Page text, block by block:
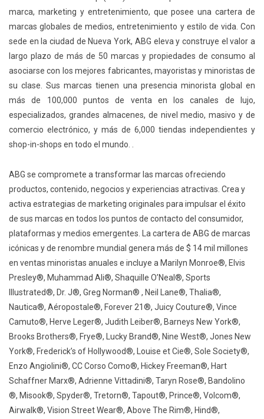
marca, marketing y entretenimiento, que posee una cartera de
marcas globales de medios, entretenimiento y estilo de vida. Con
sede en la ciudad de Nueva York, ABG eleva y construye el valor a
largo plazo de más de 50 marcas y propiedades de consumo al
asociarse con los mejores fabricantes, mayoristas y minoristas de
su clase. Sus marcas tienen una presencia minorista global en
más de 100,000 puntos de venta en los canales de lujo,
especializados, grandes almacenes, de nivel medio, masivo y de
comercio electrónico, y más de 6,000 tiendas independientes y
shop-in-shops en todo el mundo. .
ABG se compromete a transformar las marcas ofreciendo
productos, contenido, negocios y experiencias atractivas. Crea y
activa estrategias de marketing originales para impulsar el éxito
de sus marcas en todos los puntos de contacto del consumidor,
plataformas y medios emergentes. La cartera de ABG de marcas
icónicas y de renombre mundial genera más de $ 14 mil millones
en ventas minoristas anuales e incluye a Marilyn Monroe®️, Elvis
Presley®️, Muhammad Ali®️, Shaquille O’Neal®️, Sports
Illustrated®️, Dr. J®️, Greg Norman®️ , Neil Lane®️, Thalia®️,
Nautica®️, Aéropostale®️, Forever 21®️, Juicy Couture®️, Vince
Camuto®️, Herve Leger®️, Judith Leiber®️, Barneys New York®️,
Brooks Brothers®️, Frye®️, Lucky Brand®️, Nine West®️, Jones New
York®️, Frederick’s of Hollywood®️, Louise et Cie®️, Sole Society®️,
Enzo Angiolini®️, CC Corso Como®️, Hickey Freeman®️, Hart
Schaffner Marx®️, Adrienne Vittadini®️, Taryn Rose®️, Bandolino
®️, Misook®️, Spyder®️, Tretorn®️, Tapout®️, Prince®️, Volcom®️,
Airwalk®️, Vision Street Wear®️, Above The Rim®️, Hind®️,